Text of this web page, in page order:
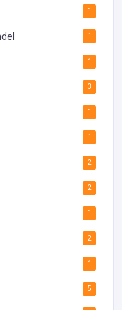
1
1
1
3
1
1
2
2
1
2
1
5